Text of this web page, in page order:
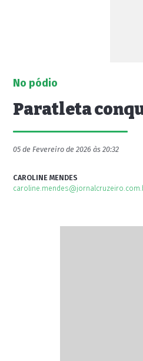
No pódio
Paratleta
05 de Fevereiro de 2026 às 20:32
CAROLINE MENDES